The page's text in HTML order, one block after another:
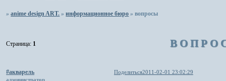
»anime design ART. »информационное бюро »вопросы
Страница: 1
Поделиться2011-02-01 23:02:29
#акварель
администратор